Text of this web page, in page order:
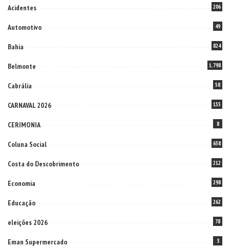
Acidentes 206
Automotivo 49
Bahia 824
Belmonte 1.798
Cabrália 58
CARNAVAL 2026 155
CERIMONIA 8
Coluna Social 658
Costa do Descobrimento 212
Economia 298
Educação 262
eleições 2026 78
Eman Supermercado 3